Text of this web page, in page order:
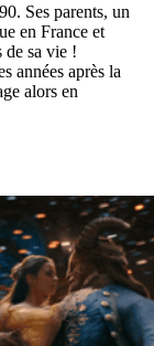
Ses parents, un
en France et
de sa vie !
années après la
alors en